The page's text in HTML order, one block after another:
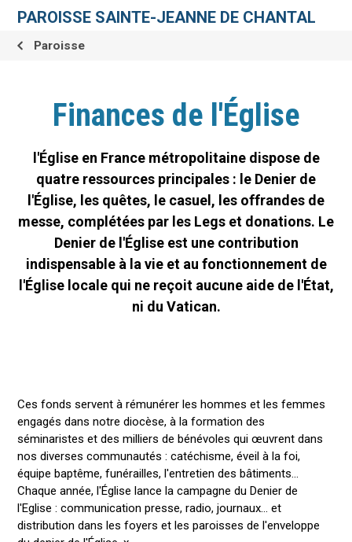
contenu.
personnelsPAROISSE SAINTE-JEANNE DE CHANTAL
Paroisse
Finances de l'Église
l'Église en France métropolitaine dispose de
quatre ressources principales : le Denier de
l'Église, les quêtes, le casuel, les offrandes de
messe, complétées par les Legs et donations. Le
Denier de l'Église est une contribution
indispensable à la vie et au fonctionnement de
l'Église locale qui ne reçoit aucune aide de l'État,
ni du Vatican.
Ces fonds servent à rémunérer les hommes et les femmes
engagés dans notre diocèse, à la formation des
séminaristes et des milliers de bénévoles qui œuvrent dans
nos diverses communautés : catéchisme, éveil à la foi,
équipe baptême, funérailles, l'entretien des bâtiments...
Chaque année, l'Église lance la campagne du Denier de
l'Eglise : communication presse, radio, journaux... et
distribution dans les foyers et les paroisses de l'enveloppe